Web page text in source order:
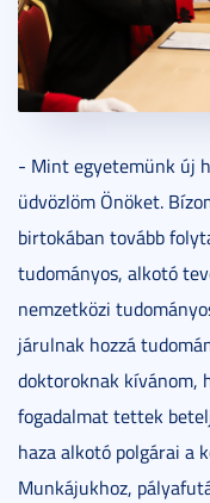
- Mint egyetemünk új
üdvözlöm Önöket.
birtokában tovább
tudományos, alkotó
nemzetközi
járulnak hozzá
doktoroknak kívánom,
fogadalmat tettek
haza alkotó polgárai a
Munkájukhoz,